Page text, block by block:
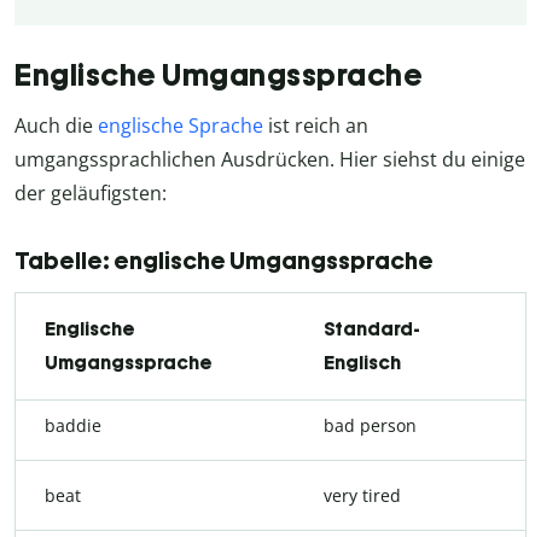
Englische Umgangssprache
Auch die englische Sprache ist reich an
umgangssprachlichen Ausdrücken. Hier siehst du einige
der geläufigsten:
Tabelle: englische Umgangssprache
Englische
Umgangssprache
Standard-
Englisch
baddie bad person
beat very tired